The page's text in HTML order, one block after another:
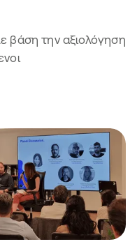
βάση την αξιολόγηση